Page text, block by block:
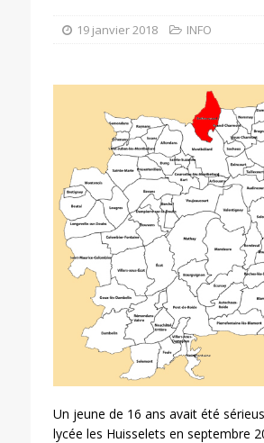
19 janvier 2018 INFO
Un jeune de 16 ans avait été
lycée les Huisselets en septembre